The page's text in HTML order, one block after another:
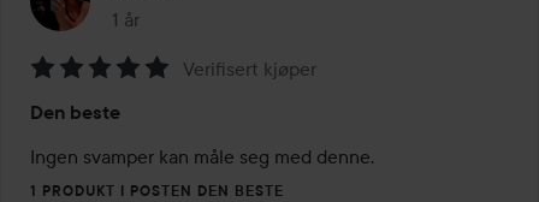
1 år
Innlegget ble opprettet 1 år
5
av
5
Verifisert kjøper
Den beste
Ingen svamper kan måle seg med denne.
1 PRODUKT I POSTEN DEN BESTE